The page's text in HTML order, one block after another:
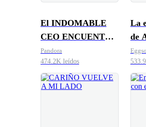
El INDOMABLE
CEO ENCUENTRA
EL AMOR
Pandora
474.2K leídos
La
de